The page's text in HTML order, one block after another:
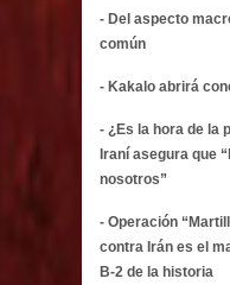
- Del aspecto
común
- Kakalo abrirá
- ¿Es la hora de la
Iraní asegura que
nosotros”
- Operación
contra Irán es el
B-2 de la historia